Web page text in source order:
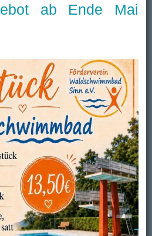
ab Ende Mai